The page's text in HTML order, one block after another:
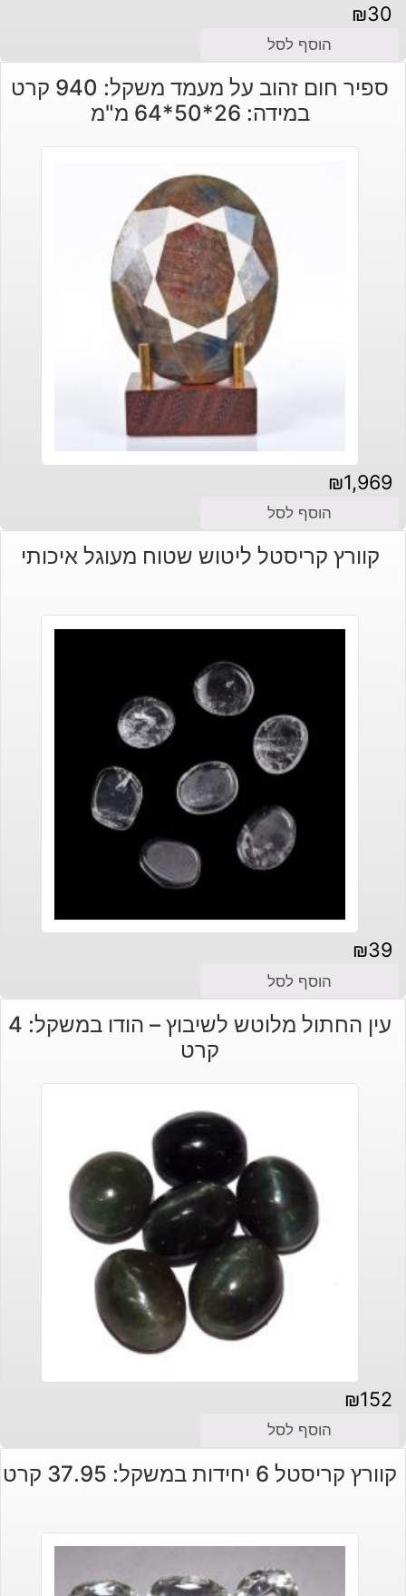
₪30
הוסף לסל
ספיר חום זהוב על מעמד משקל: 940 קרט
במידה: 26*50*64 מ"מ
₪1,969
הוסף לסל
קוורץ קריסטל ליטוש שטוח מעוגל איכותי
₪39
הוסף לסל
עין החתול מלוטש לשיבוץ – הודו במשקל: 4
קרט
₪152
הוסף לסל
קוורץ קריסטל 6 יחידות במשקל: 37.95 קרט